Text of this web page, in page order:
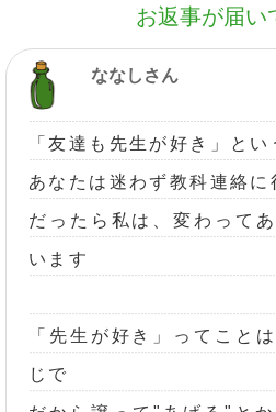
お返事が届い
ななしさん
「友達も先生が好き」とい
あなたは迷わず教科連絡に
だったら私は、変わって
います
「先生が好き」ってこと
じで